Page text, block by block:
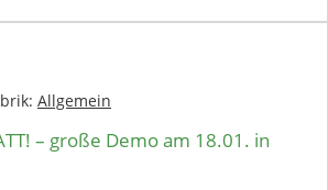
Allgemein
– große Demo am 18.01. in